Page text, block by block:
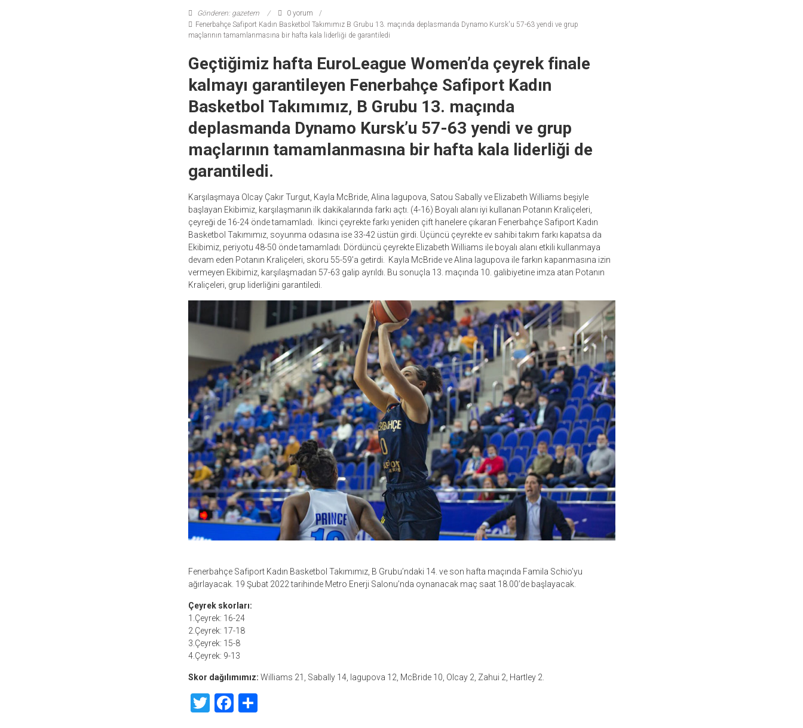
Gönderen: gazetem
0 yorum
Fenerbahçe Safiport Kadın Basketbol Takımımız B Grubu 13. maçında deplasmanda Dynamo Kursk'u 57-63 yendi ve grup
maçlarının tamamlanmasına bir hafta kala liderliği de garantiledi
Geçtiğimiz hafta EuroLeague Women’da çeyrek finale
kalmayı garantileyen Fenerbahçe Safiport Kadın
Basketbol Takımımız, B Grubu 13. maçında
deplasmanda Dynamo Kursk’u 57-63 yendi ve grup
maçlarının tamamlanmasına bir hafta kala liderliği de
garantiledi.
Karşılaşmaya Olcay Çakır Turgut, Kayla McBride, Alina Iagupova, Satou Sabally ve Elizabeth Williams beşiyle
başlayan Ekibimiz, karşılaşmanın ilk dakikalarında farkı açtı. (4-16) Boyalı alanı iyi kullanan Potanın Kraliçeleri,
çeyreği de 16-24 önde tamamladı. İkinci çeyrekte farkı yeniden çift hanelere çıkaran Fenerbahçe Safiport Kadın
Basketbol Takımımız, soyunma odasına ise 33-42 üstün girdi. Üçüncü çeyrekte ev sahibi takım farkı kapatsa da
Ekibimiz, periyotu 48-50 önde tamamladı. Dördüncü çeyrekte Elizabeth Williams ile boyalı alanı etkili kullanmaya
devam eden Potanın Kraliçeleri, skoru 55-59’a getirdi. Kayla McBride ve Alina Iagupova ile farkın kapanmasına izin
vermeyen Ekibimiz, karşılaşmadan 57-63 galip ayrıldı. Bu sonuçla 13. maçında 10. galibiyetine imza atan Potanın
Kraliçeleri, grup liderliğini garantiledi.
Fenerbahçe Safiport Kadın Basketbol Takımımız, B Grubu’ndaki 14. ve son hafta maçında Famila Schio’yu
ağırlayacak. 19 Şubat 2022 tarihinde Metro Enerji Salonu’nda oynanacak maç saat 18.00’de başlayacak.
Çeyrek skorları:
1.Çeyrek: 16-24
2.Çeyrek: 17-18
3.Çeyrek: 15-8
4.Çeyrek: 9-13
Skor dağılımımız: Williams 21, Sabally 14, Iagupova 12, McBride 10, Olcay 2, Zahui 2, Hartley 2.
TwitterFacebook
Share